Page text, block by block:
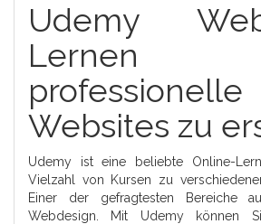
Udemy
Lernen
professionelle
Websites zu
Udemy ist eine beliebte Online-
Vielzahl von Kursen zu
Einer der gefragtesten Bereiche
Webdesign. Mit Udemy können